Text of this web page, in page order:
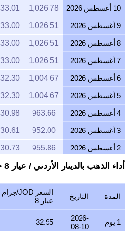
10 أغسطس 2026 1,026.78
33.01
9 أغسطس 2026 1,026.51
33.00
8 أغسطس 2026 1,026.51
33.00
7 أغسطس 2026 1,026.51
33.00
6 أغسطس 2026 1,004.67
32.30
5 أغسطس 2026 1,004.67
32.30
4 أغسطس 2026 963.66
30.98
3 أغسطس 2026 952.00
30.61
2 أغسطس 2026 955.86
30.73
1 أغسطس 2026 955.86
30.73
31 يوليو 2026 955.86
30.73
30 يوليو 2026 967.61
29 يوليو 2026 955.86
أداء الذهب بالدينار الأردني / عيار 8 جرام
المدة التاريخ
السعر JOD/جرام
عيار 8
1 يوم
2026-
08-10
32.95